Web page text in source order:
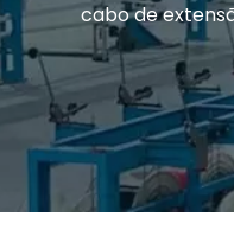
cabo de